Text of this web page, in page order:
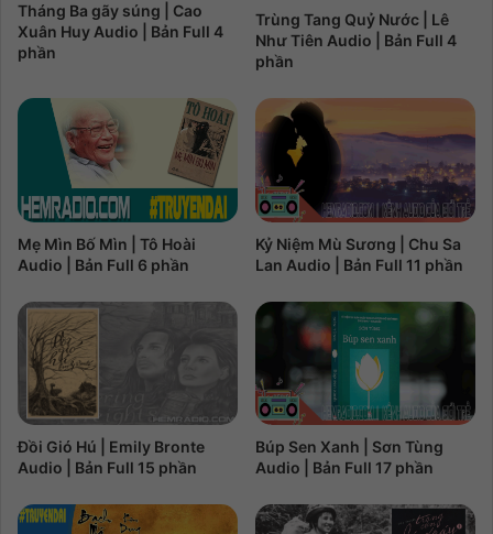
Tháng Ba gãy súng | Cao
Xuân Huy Audio | Bản Full 4
phần
Trùng Tang Quỷ Nước | Lê
Như Tiên Audio | Bản Full 4
phần
Mẹ Mìn Bố Mìn | Tô Hoài
Audio | Bản Full 6 phần
Kỷ Niệm Mù Sương | Chu Sa
Lan Audio | Bản Full 11 phần
Đồi Gió Hú | Emily Bronte
Audio | Bản Full 15 phần
Búp Sen Xanh | Sơn Tùng
Audio | Bản Full 17 phần